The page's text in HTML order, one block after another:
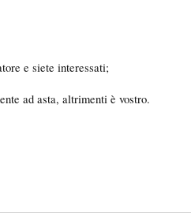
e siete interessati;
ad asta, altrimenti è vostro.